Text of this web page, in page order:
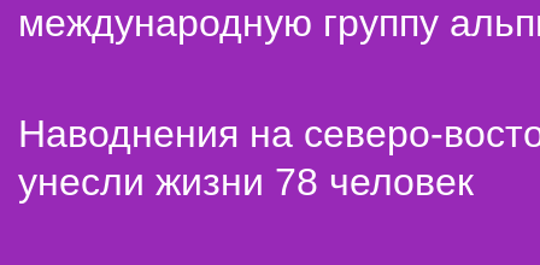
международную группу
Наводнения на северо-
унесли жизни 78 человек